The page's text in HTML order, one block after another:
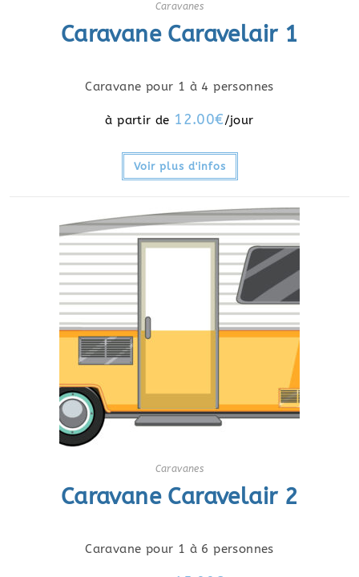
Caravanes
Caravane Caravelair 1
Caravane pour 1 à 4 personnes
12.00€
Voir plus d'infos
Caravanes
Caravane Caravelair 2
Caravane pour 1 à 6 personnes